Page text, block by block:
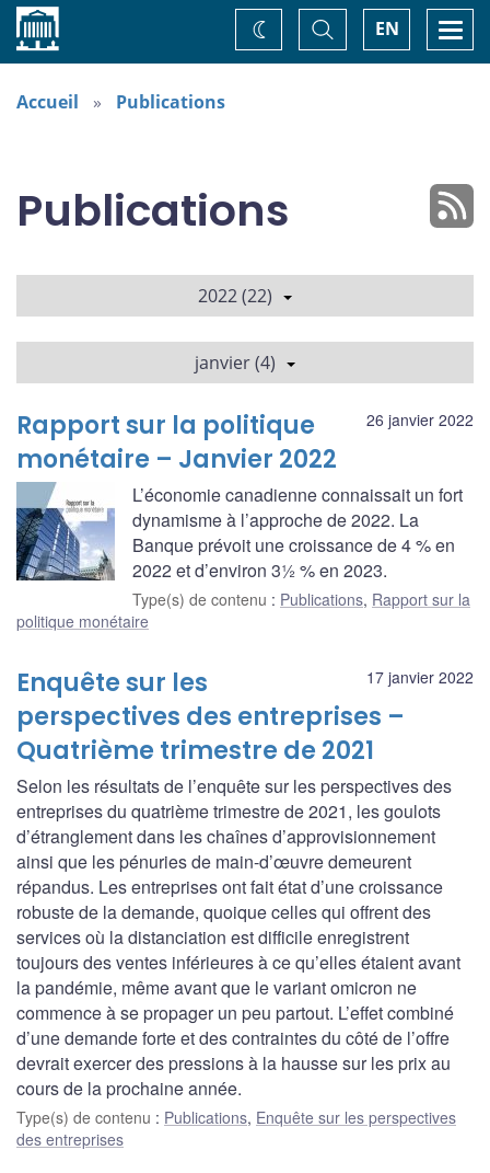
Accueil EN
Basculer
la
recherche
Changez
de
Accueil Publications
Publications
2022 (22)
janvier (4)
26 janvier 2022
Rapport sur la politique
monétaire – Janvier 2022
L’économie canadienne connaissait un fort
dynamisme à l’approche de 2022. La
Banque prévoit une croissance de 4 % en
2022 et d’environ 3½ % en 2023.
Type(s) de contenu : Publications, Rapport sur la
politique monétaire
17 janvier 2022
Enquête sur les
perspectives des entreprises –
Quatrième trimestre de 2021
Selon les résultats de l’enquête sur les perspectives des
entreprises du quatrième trimestre de 2021, les goulots
d’étranglement dans les chaînes d’approvisionnement
ainsi que les pénuries de main-d’œuvre demeurent
répandus. Les entreprises ont fait état d’une croissance
robuste de la demande, quoique celles qui offrent des
services où la distanciation est difficile enregistrent
toujours des ventes inférieures à ce qu’elles étaient avant
la pandémie, même avant que le variant omicron ne
commence à se propager un peu partout. L’effet combiné
d’une demande forte et des contraintes du côté de l’offre
devrait exercer des pressions à la hausse sur les prix au
cours de la prochaine année.
Type(s) de contenu : Publications, Enquête sur les perspectives
des entreprises